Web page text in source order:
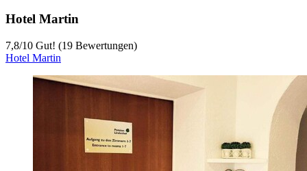
Hotel Martin
7,8/10 Gut! (19 Bewertungen)
Hotel Martin